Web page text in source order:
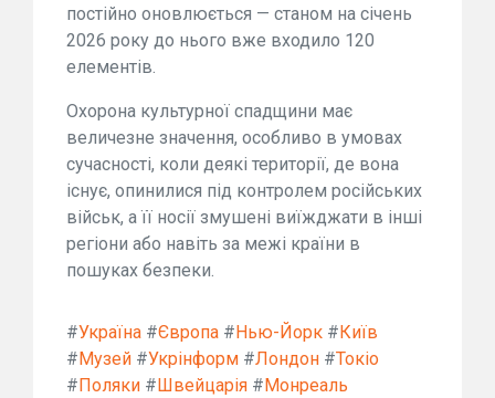
постійно оновлюється — станом на січень
2026 року до нього вже входило 120
елементів.
Охорона культурної спадщини має
величезне значення, особливо в умовах
сучасності, коли деякі території, де вона
існує, опинилися під контролем російських
військ, а її носії змушені виїжджати в інші
регіони або навіть за межі країни в
пошуках безпеки.
#Україна #Європа # Нью-Йорк # Київ
# Музей #Укрінформ #Лондон #Токіо
# Поляки # Швейцарія # Монреаль